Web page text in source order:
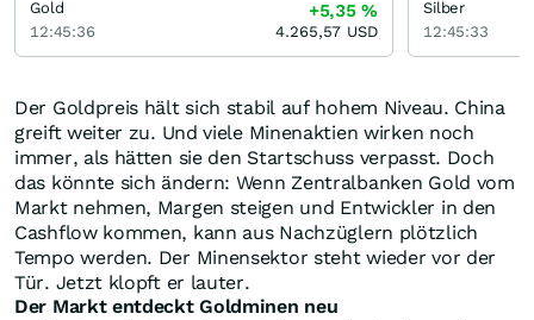
Der Goldpreis hält sich stabil auf hohem Niveau. China
greift weiter zu. Und viele Minenaktien wirken noch
immer, als hätten sie den Startschuss verpasst. Doch
das könnte sich ändern: Wenn Zentralbanken Gold vom
Markt nehmen, Margen steigen und Entwickler in den
Cashflow kommen, kann aus Nachzüglern plötzlich
Tempo werden. Der Minensektor steht wieder vor der
Tür. Jetzt klopft er lauter.
Der Markt entdeckt Goldminen neu
Gold
12:45:36
+5,35%
4.265,57 USD
Silber
12:45:33